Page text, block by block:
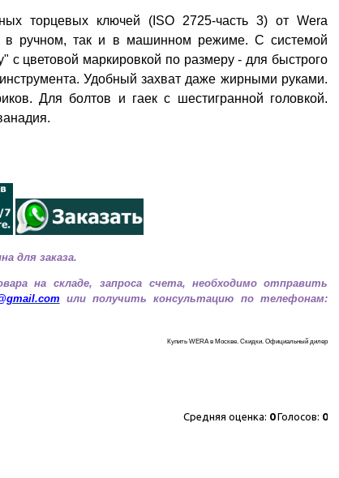
торцевых ключей (ISO 2725-часть 3) от Wera
в ручном, так и в машинном режиме. С системой
с цветовой маркировкой по размеру - для быстрого
Удобный захват даже жирными руками.
Для болтов и гаек с шестигранной головкой.
для заказа.
на складе, запроса счета, необходимо отправить
или получить консультацию по телефонам:
Купить WERA в Москве. Скидки. Официальный дилер
Средняя оценка: 0Голосов: 0